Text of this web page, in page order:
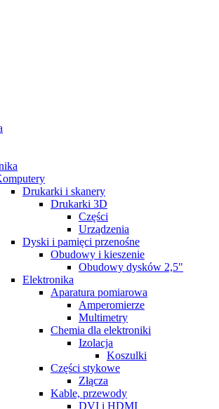
Drukarki i skanery
Drukarki 3D
Części
Urządzenia
Dyski i pamięci przenośne
Obudowy i kieszenie
Obudowy dysków 2,5"
Elektronika
Aparatura pomiarowa
Amperomierze
Multimetry
Chemia dla elektroniki
Izolacja
Koszulki
Części stykowe
Złącza
Kable, przewody
DVI i HDMI